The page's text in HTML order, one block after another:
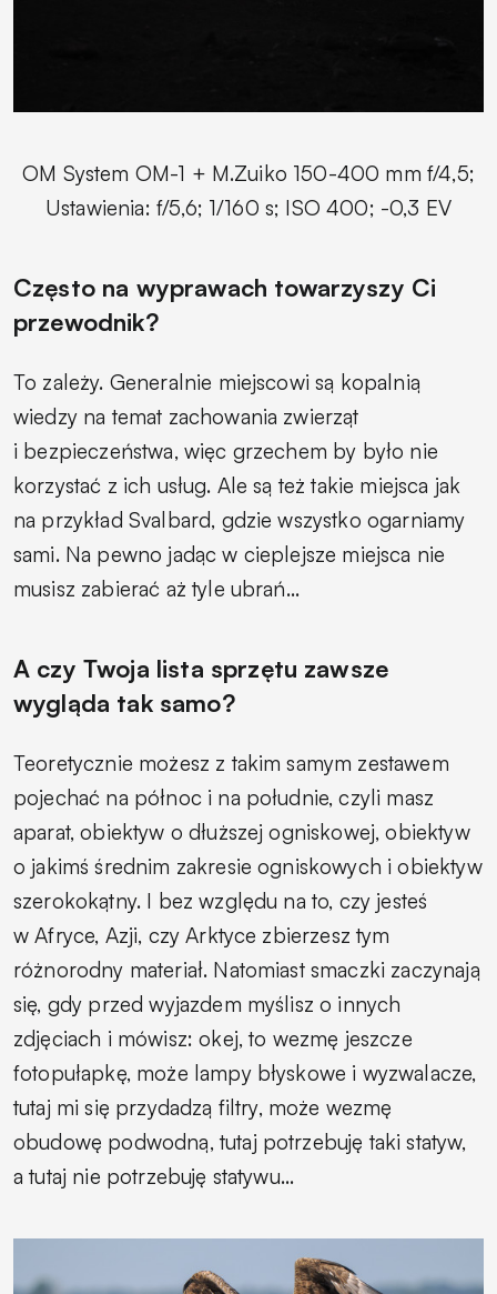
OM System OM-1 + M.Zuiko 150-400 mm f/4,5;
Ustawienia: f/5,6; 1/160 s; ISO 400; -0,3 EV
Często na wyprawach towarzyszy Ci
przewodnik?
To zależy. Generalnie miejscowi są kopalnią
wiedzy na temat zachowania zwierząt
i bezpieczeństwa, więc grzechem by było nie
korzystać z ich usług. Ale są też takie miejsca jak
na przykład Svalbard, gdzie wszystko ogarniamy
sami. Na pewno jadąc w cieplejsze miejsca nie
musisz zabierać aż tyle ubrań…
A czy Twoja lista sprzętu zawsze
wygląda tak samo?
Teoretycznie możesz z takim samym zestawem
pojechać na północ i na południe, czyli masz
aparat, obiektyw o dłuższej ogniskowej, obiektyw
o jakimś średnim zakresie ogniskowych i obiektyw
szerokokątny. I bez względu na to, czy jesteś
w Afryce, Azji, czy Arktyce zbierzesz tym
różnorodny materiał. Natomiast smaczki zaczynają
się, gdy przed wyjazdem myślisz o innych
zdjęciach i mówisz: okej, to wezmę jeszcze
fotopułapkę, może lampy błyskowe i wyzwalacze,
tutaj mi się przydadzą filtry, może wezmę
obudowę podwodną, tutaj potrzebuję taki statyw,
a tutaj nie potrzebuję statywu…